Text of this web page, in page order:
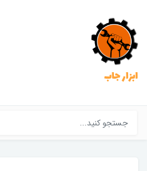
ابزار جاب